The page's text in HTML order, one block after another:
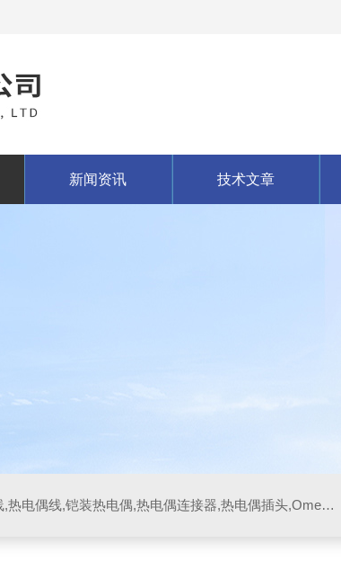
新闻资讯 技术文章
Omega插头,Omega测温线,热电偶测温线,热电偶线,铠装热电偶,热电偶连接器,热电偶插头,Omega热电偶线,T型热电偶线,TMC测温纸